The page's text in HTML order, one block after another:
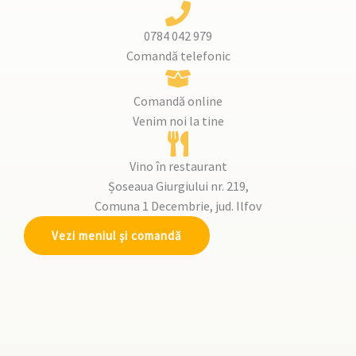
0784 042 979​
Comandă telefonic
Comandă online
Venim noi la tine
Vino în restaurant
Șoseaua Giurgiului nr. 219,
Comuna 1 Decembrie, jud. Ilfov
Vezi meniul și comandă